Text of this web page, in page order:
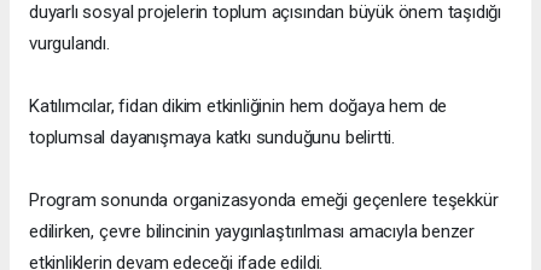
duyarlı sosyal projelerin toplum açısından büyük önem taşıdığı
vurgulandı.
Katılımcılar, fidan dikim etkinliğinin hem doğaya hem de
toplumsal dayanışmaya katkı sunduğunu belirtti.
Program sonunda organizasyonda emeği geçenlere teşekkür
edilirken, çevre bilincinin yaygınlaştırılması amacıyla benzer
etkinliklerin devam edeceği ifade edildi.